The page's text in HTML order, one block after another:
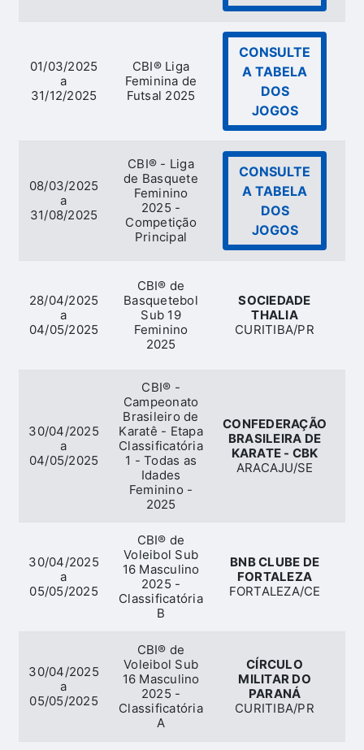
01/03/2025
a
31/12/2025
CBI® Liga
Feminina de
Futsal 2025
CONSULTE
A TABELA
DOS
JOGOS
08/03/2025
a
31/08/2025
CBI® - Liga
de Basquete
Feminino
2025 -
Competição
Principal
CONSULTE
A TABELA
DOS
JOGOS
28/04/2025
a
04/05/2025
CBI® de
Basquetebol
Sub 19
Feminino
2025
SOCIEDADE
THALIA
CURITIBA/PR
30/04/2025
a
04/05/2025
CBI® -
Campeonato
Brasileiro de
Karatê - Etapa
Classificatória
1 - Todas as
Idades
Feminino -
2025
CONFEDERAÇÃO
BRASILEIRA DE
KARATE - CBK
ARACAJU/SE
30/04/2025
a
05/05/2025
CBI® de
Voleibol Sub
16 Masculino
2025 -
Classificatória
B
BNB CLUBE DE
FORTALEZA
FORTALEZA/CE
30/04/2025
a
05/05/2025
CBI® de
Voleibol Sub
16 Masculino
2025 -
Classificatória
A
CÍRCULO
MILITAR DO
PARANÁ
CURITIBA/PR